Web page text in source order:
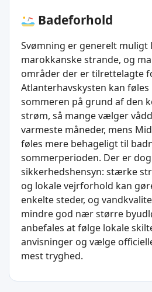
Badeforhold
Svømning er generelt muligt
marokkanske strande, og
områder der er tilrettelagte
Atlanterhavskysten kan føles
sommeren på grund af den
strøm, så mange vælger
varmeste måneder, mens
føles mere behageligt til
sommerperioden. Der er dog
sikkerhedshensyn: stærke
og lokale vejrforhold kan
enkelte steder, og
mindre god nær større
anbefales at følge lokale
anvisninger og vælge
mest tryghed.